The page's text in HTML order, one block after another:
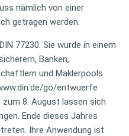
nämlich von einer
getragen werden.
77230. Sie wurde in einem
Banken,
und Maklerpools
go/entwuerfe
zum 8. August lassen sich
Ende dieses Jahres
Ihre Anwendung ist